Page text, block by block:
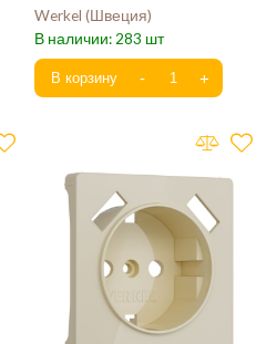
Werkel Швеция
283